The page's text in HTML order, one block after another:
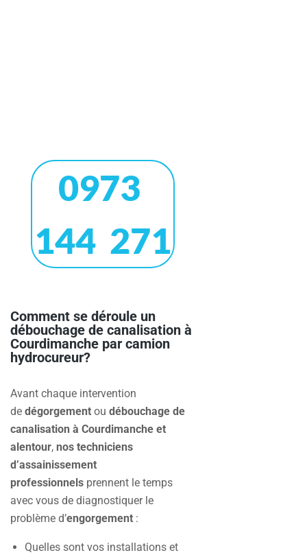
0973
144 271
Comment se déroule un
débouchage de canalisation à
Courdimanche par camion
hydrocureur?
Avant chaque intervention
de dégorgement ou débouchage de
canalisation à Courdimanche et
alentour, nos techniciens
d’assainissement
professionnels prennent le temps
avec vous de diagnostiquer le
problème d’engorgement :
Quelles sont vos installations et